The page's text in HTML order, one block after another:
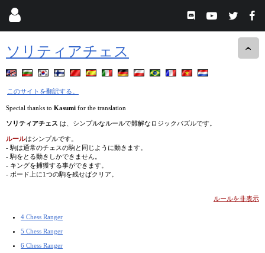
ソリティアチェス
このサイトを翻訳する。
Special thanks to Kasumi for the translation
ソリティアチェス は、シンプルなルールで難解なロジックパズルです。
ルールはシンプルです。
- 駒は通常のチェスの駒と同じように動きます。
- 駒をとる動きしかできません。
- キングを捕獲する事ができます。
- ボード上に1つの駒を残せばクリア。
ルールを非表示
4 Chess Ranger
5 Chess Ranger
6 Chess Ranger